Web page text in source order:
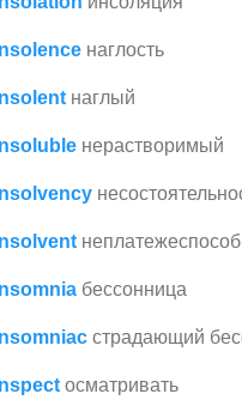
наглость
наглый
нерастворимый
бессонница
страдающий
осматривать